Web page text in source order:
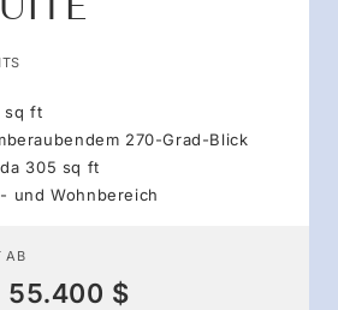
sq ft
270-Grad-Blick
305 sq ft
und Wohnbereich
AB
55.400 $